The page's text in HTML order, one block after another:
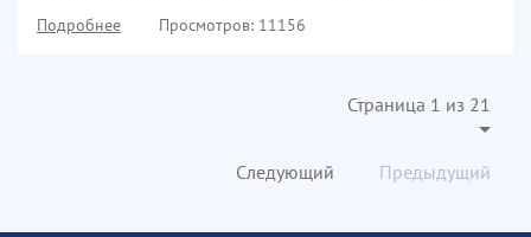
Подробнее Просмотров: 11156
Страница 1 из 21
Предыдущий
Следующий